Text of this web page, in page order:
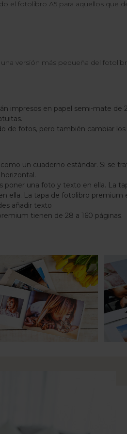
el fotolibro A5 para aquellos
versión más pequeña del
impresos en papel semi-mate de
de fotos, pero también cambiar
un cuaderno estándar. Si se
poner una foto y texto en ella. La
ella. La tapa de fotolibro
añadir texto
tienen de 28 a 160 páginas.